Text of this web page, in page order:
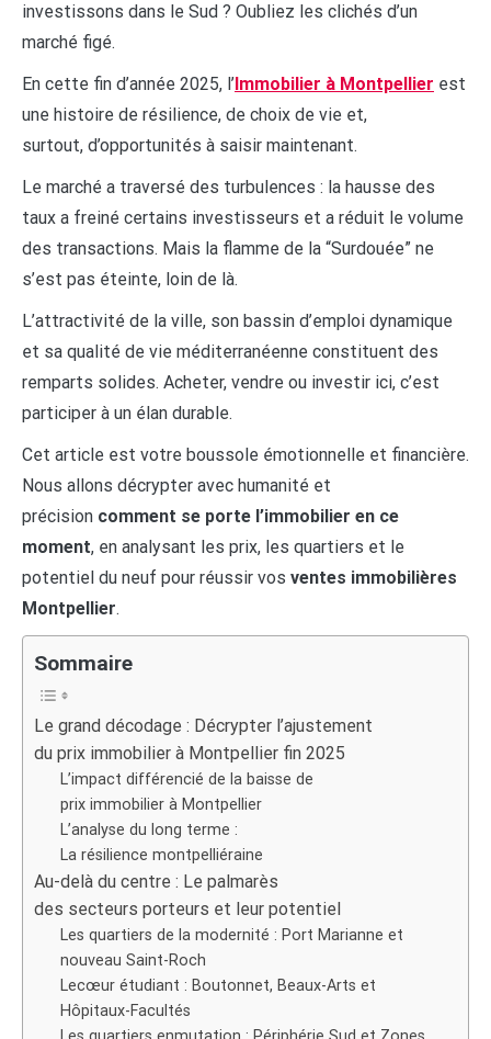
investissons dans le Sud ? Oubliez les clichés d’un
marché figé.
En cette fin d’année 2025, l’ Immobilier à Montpellier est
une histoire de résilience, de choix de vie et,
surtout, d’opportunités à saisir maintenant.
Le marché a traversé des turbulences : la hausse des
taux a freiné certains investisseurs et a réduit le volume
des transactions. Mais la flamme de la “Surdouée” ne
s’est pas éteinte, loin de là.
L’attractivité de la ville, son bassin d’emploi dynamique
et sa qualité de vie méditerranéenne constituent des
remparts solides. Acheter, vendre ou investir ici, c’est
participer à un élan durable.
Cet article est votre boussole émotionnelle et financière.
Nous allons décrypter avec humanité et
précision comment se porte l’immobilier en ce
moment, en analysant les prix, les quartiers et le
potentiel du neuf pour réussir vos ventes immobilières
Montpellier.
Sommaire
Le grand décodage : Décrypter l’ajustement
du prix immobilier à Montpellier fin 2025
L’impact différencié de la baisse de
prix immobilier à Montpellier
L’analyse du long terme :
La résilience montpelliéraine
Au-delà du centre : Le palmarès
des secteurs porteurs et leur potentiel
Les quartiers de la modernité : Port Marianne et
nouveau Saint-Roch
Lecœur étudiant : Boutonnet, Beaux-Arts et
Hôpitaux-Facultés